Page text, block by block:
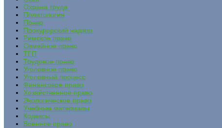
Охрана труда
Политология
Право
Прокурорский надзор
Римское право
Семейное право
ТГП
Трудовое право
Уголовное право
Уголовный процесс
Финансовое право
Хозяйственное право
Экологическое право
Учебные материалы
Кодексы
Военное право